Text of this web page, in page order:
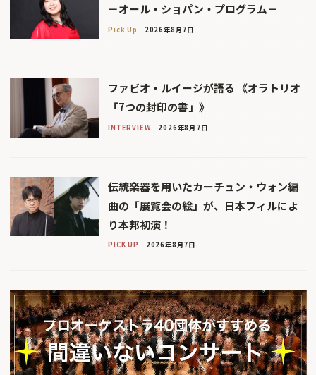
－オール・ショパン・プログラム－
Pick Up 2026年8月7日
ファビオ・ルイージが語る 《オラトリオ
「7つの封印の書」》
INTERVIEW 2026年8月7日
伝統楽器を用いたカーチュン・ウォン編
曲の「展覧会の絵」が、日本フィルによ
り本邦初演！
PICK UP 2026年8月7日